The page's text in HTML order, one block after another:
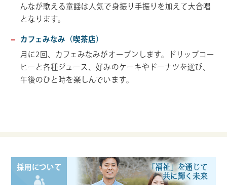
んなが歌える童謡は人気で身振り手振りを加えて大合唱
となります。
カフェみなみ（喫茶店）
月に2回、カフェみなみがオープンします。ドリップコー
ヒーと各種ジュース、好みのケーキやドーナツを選び、
午後のひと時を楽しんでいます。
採用について
「福祉」を通じて
共に輝く未来